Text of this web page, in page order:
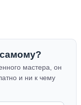
мастера, он
и ни к чему